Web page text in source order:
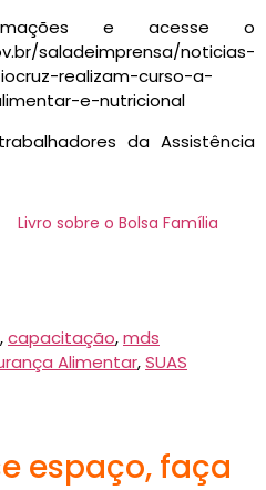
e acesse o
saladeimprensa/noticias-
realizam-curso-a-
e-nutricional
da Assistência
Livro sobre o Bolsa Família
,capacitação,mds
Alimentar,SUAS
espaço, faça